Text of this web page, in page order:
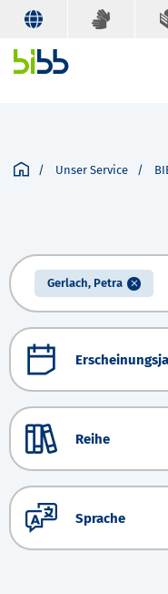
Unser Service
Gerlach, Petra
Reihe
Sprache